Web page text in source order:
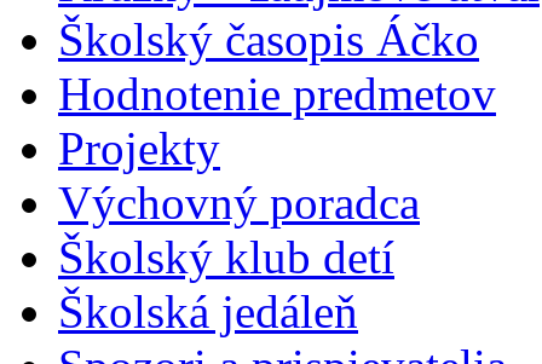
Školský časopis Áčko
Hodnotenie predmetov
Projekty
Výchovný poradca
Školský klub detí
Školská jedáleň